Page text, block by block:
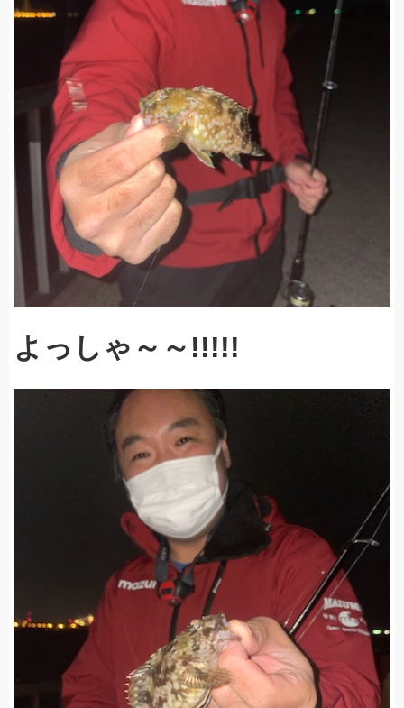
よっしゃ～～!!!!!